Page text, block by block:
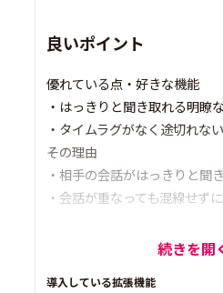
良いポイント
優れている点・好きな機能
・はっきりと聞き取れる明瞭
・タイムラグがなく途切れない
その理由
・相手の会話がはっきりと聞
・会話が重なっても混線せず
続きを開
導入している拡張機能